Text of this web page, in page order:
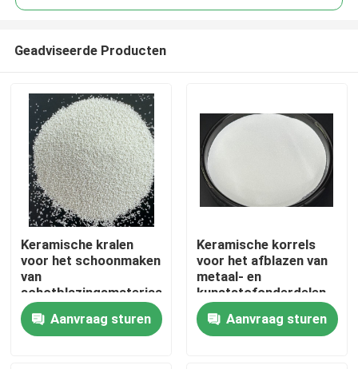
Thuis
Producten
Geadviseerde Producten
Keramische kralen
voor het schoonmaken
van
schotblazingsmateriaal
Aanvraag sturen
Keramische korrels
voor het afblazen van
metaal- en
kunststofonderdelen
Aanvraag sturen